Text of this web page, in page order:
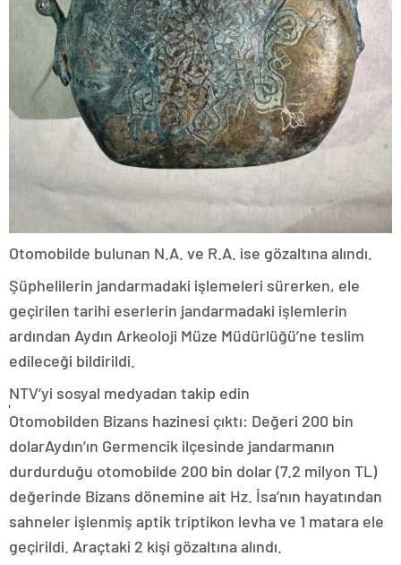
Otomobilde bulunan N.A. ve R.A. ise gözaltına alındı.
Şüphelilerin jandarmadaki işlemeleri sürerken, ele
geçirilen tarihi eserlerin jandarmadaki işlemlerin
ardından Aydın Arkeoloji Müze Müdürlüğü’ne teslim
edileceği bildirildi.
NTV’yi sosyal medyadan takip edin
Otomobilden Bizans hazinesi çıktı: Değeri 200 bin
dolarAydın’ın Germencik ilçesinde jandarmanın
durdurduğu otomobilde 200 bin dolar (7.2 milyon TL)
değerinde Bizans dönemine ait Hz. İsa’nın hayatından
sahneler işlenmiş aptik triptikon levha ve 1 matara ele
geçirildi. Araçtaki 2 kişi gözaltına alındı.